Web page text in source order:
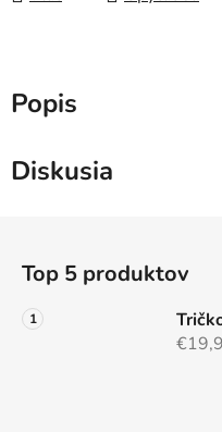
Popis
Diskusia
Top 5 produktov